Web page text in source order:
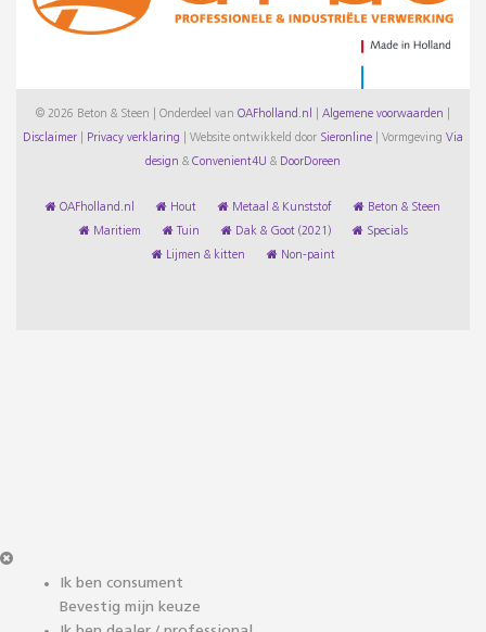
© 2026 Beton & Steen | Onderdeel van OAFholland.nl Algemene voorwaarden
Disclaimer Privacy verklaring Website ontwikkeld door Sieronline Vormgeving Via
design & Convenient4U & DoorDoreen
OAFholland.nl Hout Metaal & Kunststof Beton & Steen
Maritiem Tuin Dak & Goot (2021) Specials
Lijmen & kitten Non-paint
Ik ben consument
Bevestig mijn keuze